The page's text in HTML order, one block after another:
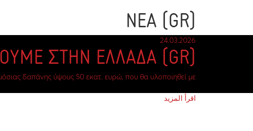
(GR) ΝΕΑ
24.03.2026
(GR) ΠΑΡΑΓΟΥΜΕ ΣΤΗΝ ΕΛΛΑΔΑ
δαπάνης ύψους 50 εκατ. ευρώ, που θα υλοποιηθεί με…
اقرأ المزيد